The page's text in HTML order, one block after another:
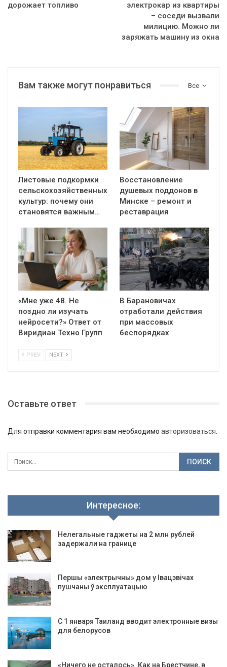
дорожает топливо
электрокар из квартиры
– соседи вызвали
милицию. Можно ли
заряжать машину из окна
Все
Вам также могут понравиться
Листовые подкормки
сельскохозяйственных
культур: почему они
становятся важным…
Восстановление
душевых поддонов в
Минске – ремонт и
реставрация
«Мне уже 48. Не
поздно ли изучать
нейросети?» Ответ от
Виридиан Техно Групп
В Барановичах
отработали действия
при массовых
беспорядках
PREV NEXT
Оставьте ответ
Для отправки комментария вам необходимо авторизоваться
Интересное:
Нелегальные гаджеты на 2 млн рублей
задержали на границе
Першы «электрычны» дом у Івацэвічах
пушчаны ў эксплуатацыю
С 1 января Таиланд вводит электронные визы
для белорусов
«Ничего не осталось». Как на Брестчине, в